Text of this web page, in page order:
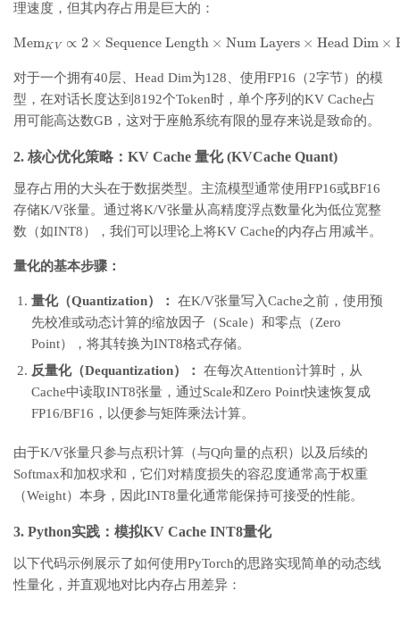
理速度，但其内存占用是巨大的：
MemK V ∝ 2 × Sequence Length × Num Layers × Head Dim ×
对于一个拥有40层、Head Dim为128、使用FP16（2字节）的模
型，在对话长度达到8192个Token时，单个序列的KV Cache占
用可能高达数GB，这对于座舱系统有限的显存来说是致命的。
2. 核心优化策略：KV Cache 量化 (KVCache Quant)
显存占用的大头在于数据类型。主流模型通常使用FP16或BF16
存储K/V张量。通过将K/V张量从高精度浮点数量化为低位宽整
数（如INT8），我们可以理论上将KV Cache的内存占用减半。
量化的基本步骤：
量化（Quantization）：
在K/V张量写入Cache之前，使用预
先校准或动态计算的缩放因子（Scale）和零点（Zero
Point），将其转换为INT8格式存储。
反量化（Dequantization）：
在每次Attention计算时，从
Cache中读取INT8张量，通过Scale和Zero Point快速恢复成
FP16/BF16，以便参与矩阵乘法计算。
由于K/V张量只参与点积计算（与Q向量的点积）以及后续的
Softmax和加权求和，它们对精度损失的容忍度通常高于权重
（Weight）本身，因此INT8量化通常能保持可接受的性能。
3. Python实践：模拟KV Cache INT8量化
以下代码示例展示了如何使用PyTorch的思路实现简单的动态线
性量化，并直观地对比内存占用差异：